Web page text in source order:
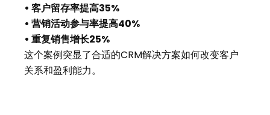
• 客户留存率提高35%
• 营销活动参与率提高40%
• 重复销售增长25%
这个案例突显了合适的CRM解决方案如何改变客户
关系和盈利能力。